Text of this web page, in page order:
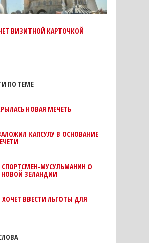
ВИЗИТНОЙ КАРТОЧКОЙ
ПО ТЕМЕ
НОВАЯ МЕЧЕТЬ
КАПСУЛУ В ОСНОВАНИЕ
МУСУЛЬМАНИН О
НОВОЙ ЗЕЛАНДИИ
ВВЕСТИ ЛЬГОТЫ ДЛЯ